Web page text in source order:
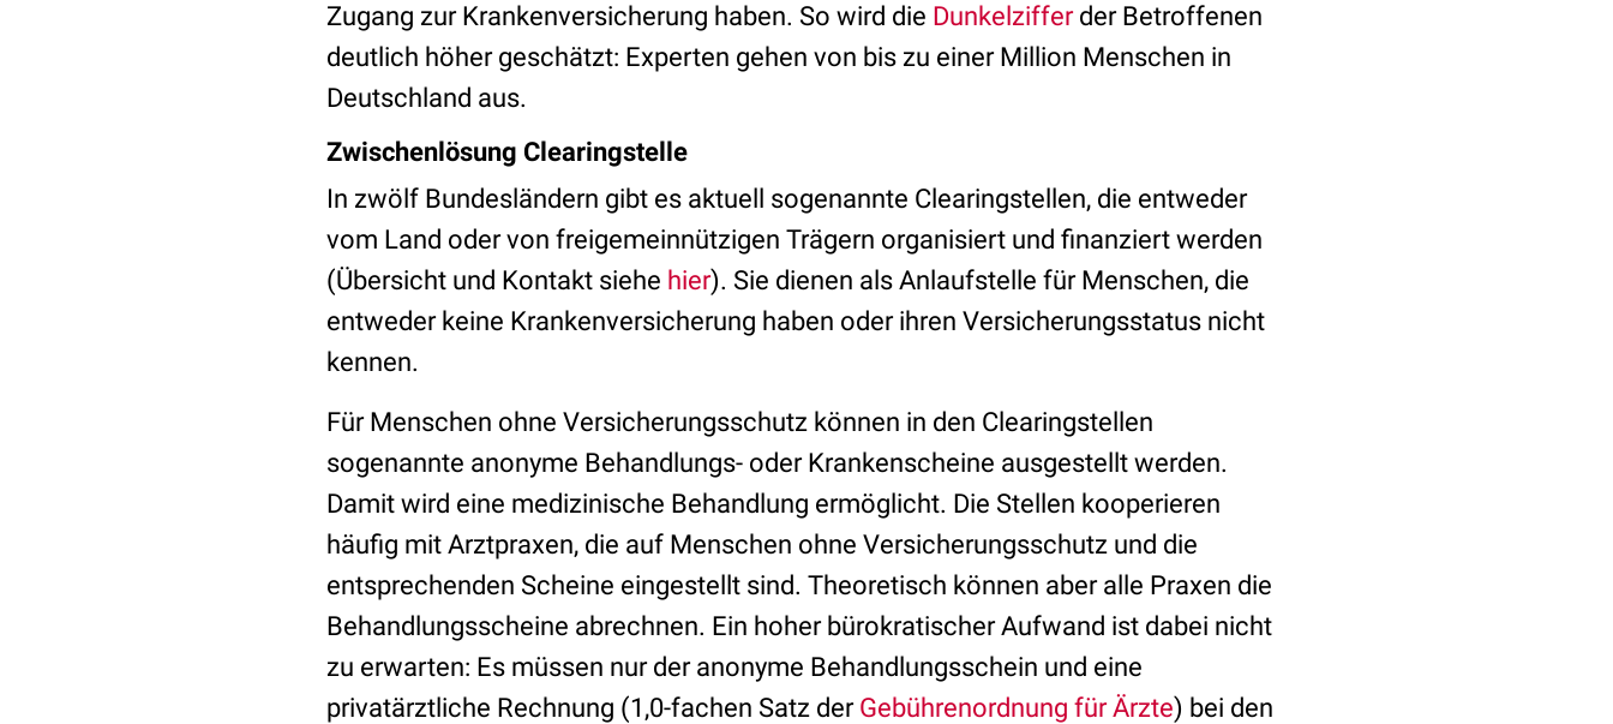
Zugang zur Krankenversicherung haben. So wird die Dunkelzifferder Betroffenen
deutlich höher geschätzt: Experten gehen von bis zu einer Million Menschen in
Deutschland aus.
Zwischenlösung Clearingstelle
In zwölf Bundesländern gibt es aktuell sogenannte Clearingstellen, die entweder
vom Land oder von freigemeinnützigen Trägern organisiert und finanziert werden
(Übersicht und Kontakt siehe hier). Sie dienen als Anlaufstelle für Menschen, die
entweder keine Krankenversicherung haben oder ihren Versicherungsstatus nicht
kennen.
Für Menschen ohne Versicherungsschutz können in den Clearingstellen
sogenannte anonyme Behandlungs- oder Krankenscheine ausgestellt werden.
Damit wird eine medizinische Behandlung ermöglicht. Die Stellen kooperieren
häufig mit Arztpraxen, die auf Menschen ohne Versicherungsschutz und die
entsprechenden Scheine eingestellt sind. Theoretisch können aber alle Praxen die
Behandlungsscheine abrechnen. Ein hoher bürokratischer Aufwand ist dabei nicht
zu erwarten: Es müssen nur der anonyme Behandlungsschein und eine
privatärztliche Rechnung (1,0-fachen Satz der Gebührenordnung für Ärzte) bei den